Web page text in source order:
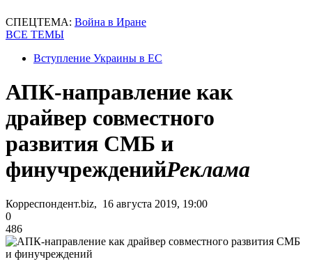
СПЕЦТЕМА: Война в Иране
ВСЕ ТЕМЫ
Вступление Украины в ЕС
АПК-направление как
драйвер совместного
развития СМБ и
финучрежденийРеклама
Корреспондент.biz, 16 августа 2019, 19:00
0
486